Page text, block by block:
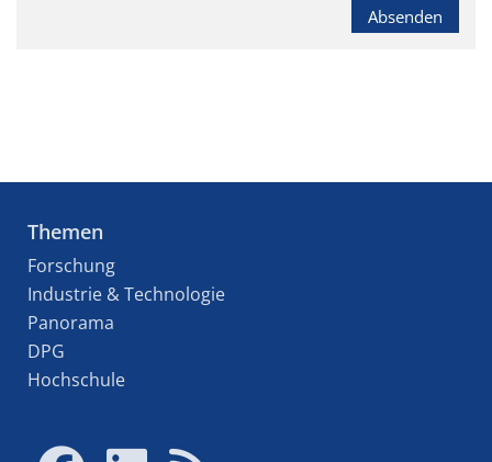
Absenden
Themen
Forschung
Industrie & Technologie
Panorama
DPG
Hochschule